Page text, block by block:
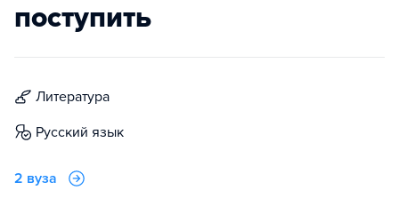
поступить
литература
русский язык
2 вуза